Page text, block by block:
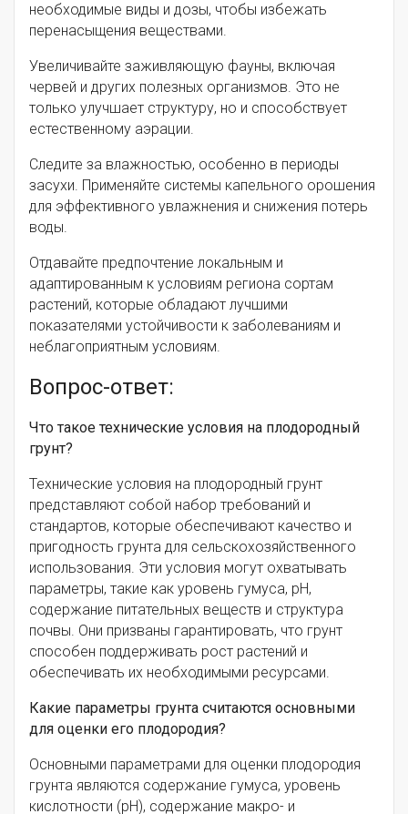
необходимые виды и дозы, чтобы избежать
перенасыщения веществами.
Увеличивайте заживляющую фауны, включая
червей и других полезных организмов. Это не
только улучшает структуру, но и способствует
естественному аэрации.
Следите за влажностью, особенно в периоды
засухи. Применяйте системы капельного орошения
для эффективного увлажнения и снижения потерь
воды.
Отдавайте предпочтение локальным и
адаптированным к условиям региона сортам
растений, которые обладают лучшими
показателями устойчивости к заболеваниям и
неблагоприятным условиям.
Вопрос-ответ:
Что такое технические условия на плодородный
грунт?
Технические условия на плодородный грунт
представляют собой набор требований и
стандартов, которые обеспечивают качество и
пригодность грунта для сельскохозяйственного
использования. Эти условия могут охватывать
параметры, такие как уровень гумуса, pH,
содержание питательных веществ и структура
почвы. Они призваны гарантировать, что грунт
способен поддерживать рост растений и
обеспечивать их необходимыми ресурсами.
Какие параметры грунта считаются основными
для оценки его плодородия?
Основными параметрами для оценки плодородия
грунта являются содержание гумуса, уровень
кислотности (pH), содержание макро- и